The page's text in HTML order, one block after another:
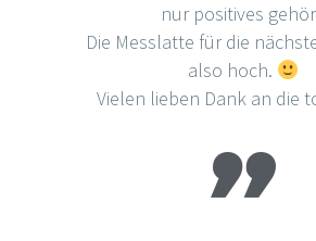
nur positives
Die Messlatte für die
also hoch.
Vielen lieben Dank an die